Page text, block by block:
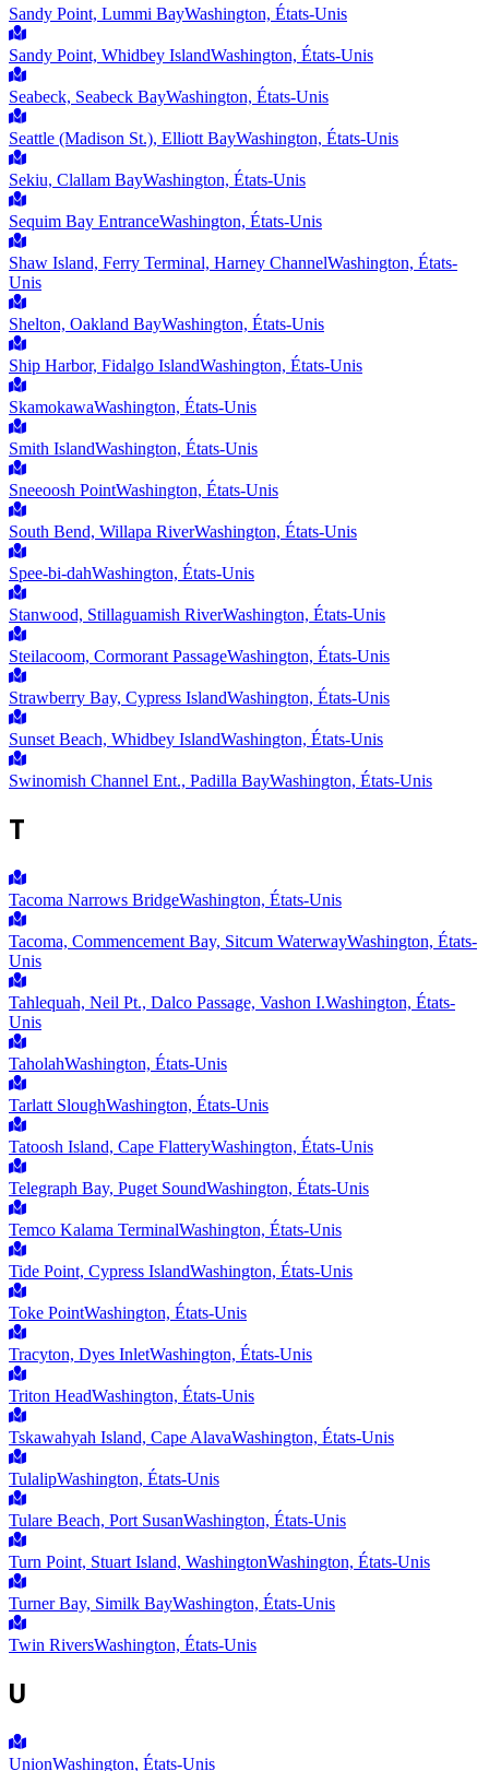
Sandy Point, Lummi BayWashington, États-Unis
Sandy Point, Whidbey IslandWashington, États-Unis
Seabeck, Seabeck BayWashington, États-Unis
Seattle (Madison St.), Elliott BayWashington, États-Unis
Sekiu, Clallam BayWashington, États-Unis
Sequim Bay EntranceWashington, États-Unis
Shaw Island, Ferry Terminal, Harney ChannelWashington, États-
Unis
Shelton, Oakland BayWashington, États-Unis
Ship Harbor, Fidalgo IslandWashington, États-Unis
SkamokawaWashington, États-Unis
Smith IslandWashington, États-Unis
Sneeoosh PointWashington, États-Unis
South Bend, Willapa RiverWashington, États-Unis
Spee-bi-dahWashington, États-Unis
Stanwood, Stillaguamish RiverWashington, États-Unis
Steilacoom, Cormorant PassageWashington, États-Unis
Strawberry Bay, Cypress IslandWashington, États-Unis
Sunset Beach, Whidbey IslandWashington, États-Unis
Swinomish Channel Ent., Padilla BayWashington, États-Unis
T
Tacoma Narrows BridgeWashington, États-Unis
Tacoma, Commencement Bay, Sitcum WaterwayWashington, États-
Unis
Tahlequah, Neil Pt., Dalco Passage, Vashon I.Washington, États-
Unis
TaholahWashington, États-Unis
Tarlatt SloughWashington, États-Unis
Tatoosh Island, Cape FlatteryWashington, États-Unis
Telegraph Bay, Puget SoundWashington, États-Unis
Temco Kalama TerminalWashington, États-Unis
Tide Point, Cypress IslandWashington, États-Unis
Toke PointWashington, États-Unis
Tracyton, Dyes InletWashington, États-Unis
Triton HeadWashington, États-Unis
Tskawahyah Island, Cape AlavaWashington, États-Unis
TulalipWashington, États-Unis
Tulare Beach, Port SusanWashington, États-Unis
Turn Point, Stuart Island, WashingtonWashington, États-Unis
Turner Bay, Similk BayWashington, États-Unis
Twin RiversWashington, États-Unis
U
UnionWashington, États-Unis